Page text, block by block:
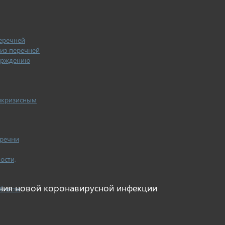
перечней
новой коронавирусной инфекции